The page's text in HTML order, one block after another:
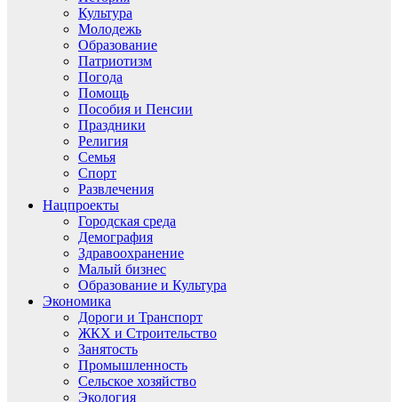
Культура
Молодежь
Образование
Патриотизм
Погода
Помощь
Пособия и Пенсии
Праздники
Религия
Семья
Спорт
Развлечения
Нацпроекты
Городская среда
Демография
Здравоохранение
Малый бизнес
Образование и Культура
Экономика
Дороги и Транспорт
ЖКХ и Строительство
Занятость
Промышленность
Сельское хозяйство
Экология